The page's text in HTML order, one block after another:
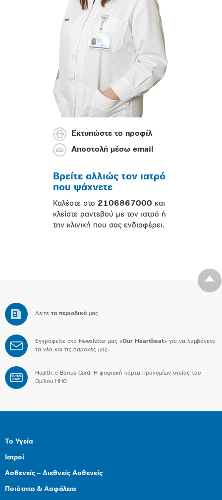
Εκτυπώστε το προφίλ
Αποστολή μέσω email
Βρείτε αλλιώς τον ιατρό
που ψάχνετε
Καλέστε στο 2106867000 και
κλείστε ραντεβού με τον ιατρό ή
την κλινική που σας ενδιαφέρει.
Δείτε τα περιοδικά μας
Εγγραφείτε στο Newsletter μας «Our Heartbeat» για να λαμβάνετε
τα νέα και τις παροχές μας.
BONUS
CARD
Health_e Bonus Card: H ψηφιακή κάρτα προνομίων υγείας του
Ομίλου HHG
Το Υγεία
Ιατροί
Ασθενείς – Διεθνείς Ασθενείς
Ποιότητα & Ασφάλεια